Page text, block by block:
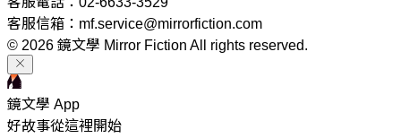
客服信箱：mf.service@mirrorfiction.com
© 2026 鏡文學 Mirror Fiction All rights reserved.
鏡文學 App
好故事從這裡開始